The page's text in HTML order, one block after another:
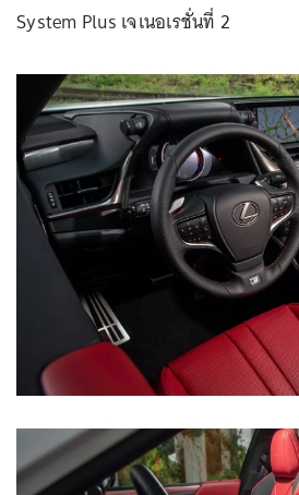
System Plus เจเนอเรชั่นที่ 2